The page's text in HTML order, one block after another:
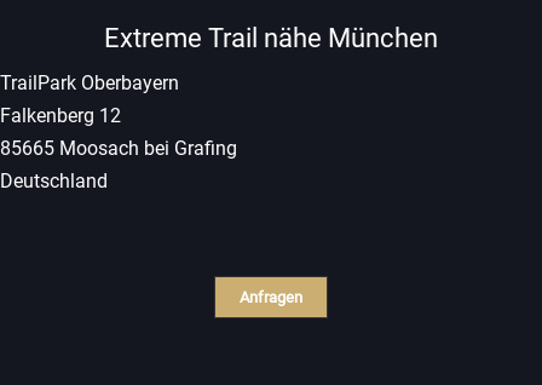
Extreme Trail nähe München
TrailPark Oberbayern
Falkenberg 12
85665 Moosach bei Grafing
Deutschland
Anfragen